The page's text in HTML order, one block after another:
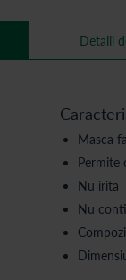
Detalii
Masca
Permite
Nu irita
Nu